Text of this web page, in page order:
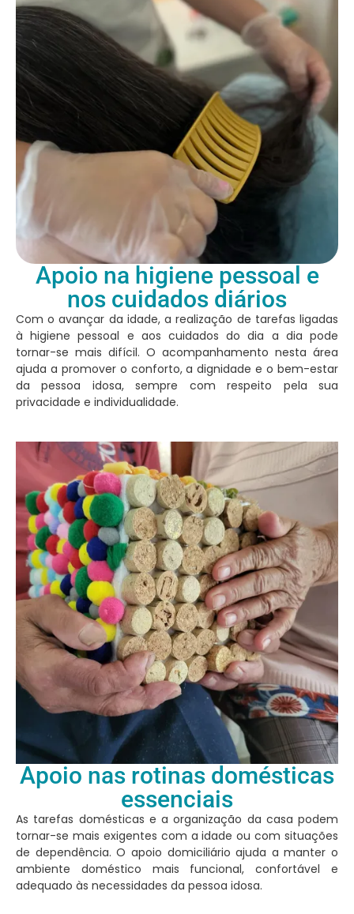
Apoio na higiene pessoal e
nos cuidados diários
Com o avançar da idade, a realização de tarefas ligadas
à higiene pessoal e aos cuidados do dia a dia pode
tornar-se mais difícil. O acompanhamento nesta área
ajuda a promover o conforto, a dignidade e o bem-estar
da pessoa idosa, sempre com respeito pela sua
privacidade e individualidade.
Apoio nas rotinas domésticas
essenciais
As tarefas domésticas e a organização da casa podem
tornar-se mais exigentes com a idade ou com situações
de dependência. O apoio domiciliário ajuda a manter o
ambiente doméstico mais funcional, confortável e
adequado às necessidades da pessoa idosa.